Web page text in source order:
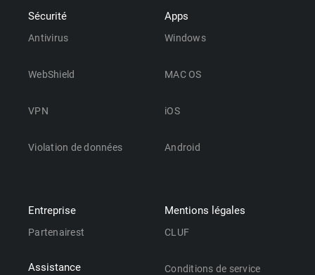
Sécurité
Antivirus
WebShield
VPN
Violation de données
Apps
Windows
MAC OS
iOS
Android
Entreprise
Partenairest
Assistance
Mentions légales
CLUF
Conditions de service